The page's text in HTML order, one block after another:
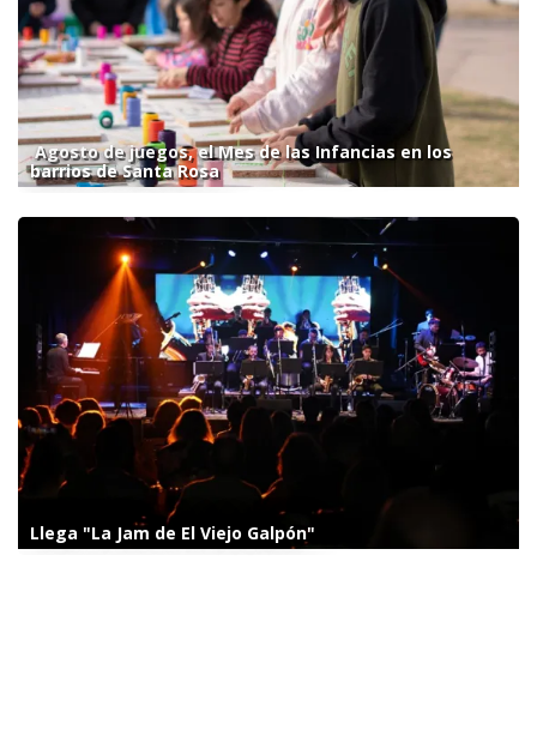
Agosto de juegos, el Mes de las Infancias en los
barrios de Santa Rosa
Llega "La Jam de El Viejo Galpón"